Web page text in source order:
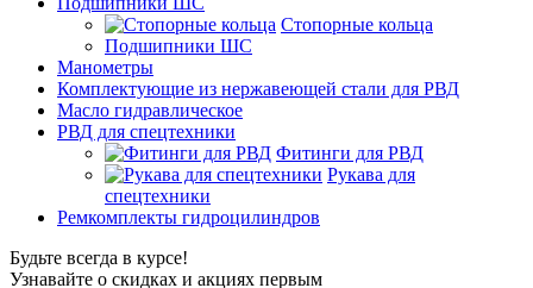
Стопорные кольца
Подшипники ШС
Манометры
Комплектующие из нержавеющей стали для РВД
Масло гидравлическое
РВД для спецтехники
Фитинги для РВД
Рукава для
спецтехники
Ремкомплекты гидроцилиндров
Будьте всегда в курсе!
Узнавайте о скидках и акциях первым